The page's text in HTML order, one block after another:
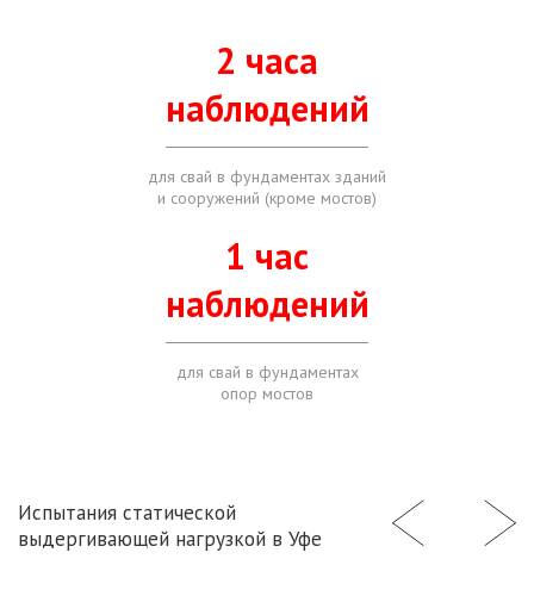
2 часа
наблюдений
для свай в фундаментах зданий
и сооружений (кроме мостов)
1 час
наблюдений
для свай в фундаментах
опор мостов
Испытания статической
выдергивающей нагрузкой в Уфе